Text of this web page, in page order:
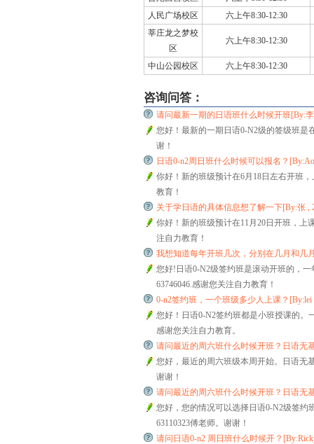
人民广场校区
六上午8:30-12:30
莘庄龙之梦校
区
六上午8:30-12:30
中山公园校区 六上午8:30-12:30
咨询问答：
请问最新一期的日语班什么时候开班[By:李
您好！最新的一期日语0-N2级的签级班是
谢！
日语0-n2周日班什么时候可以报名？
你好！新的班级预计在6月18日左右开班
教育！
关于学日语的具体信息想了解一下[By:张 ,
你好！新的班级预计在11月20日开班，上
注自力教育！
我想知道每年开班几次，分别在几月和几
您好!日语0-N2级签约班是滚动开班的，
63746046.感谢您关注自力教育！
0-n2签约班，一个班级多少人上课？[By:lei
您好！日语0-N2签约班都是小班授课的。
感谢您关注自力教育。
请问最近的周六班什么时候开班？日语无
您好，最近的周六班级本周开始。日语无
谢谢！
请问最近的周六班什么时候开班？日语无
您好，您的情况可以选择日语0-N2级签约
63110323傅老师。谢谢！
请问日语0-n2 周日班什么时候开？